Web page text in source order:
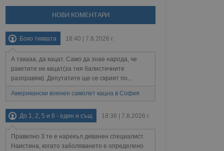
НОВИ КОМЕНТАРИ
Боко тиквата 18:40 | 7.8.2026 г.
А такааа, да кацат. Само да знае народа, че
ракетите не кацат(за тия балистичните
разправям). Депутатите ще се скрият по...
Американски военен самолет кацна в София
До 1, 2, 5 и 6 - един и същ 18:36 | 7.8.2026 г.
Правилно 3 те е нарекъл диванен специалист.
Наистина, когато заболяването е определено
на сайта. Тя
с
на
на сайта.
взаимодействия
и потребителския
събиране на данни
за
се
данни,
на посещенията,
били заредени.
опит.
на прегледи на
тя може
новата или
на сайта. Тя
която е
в целия
на социалните